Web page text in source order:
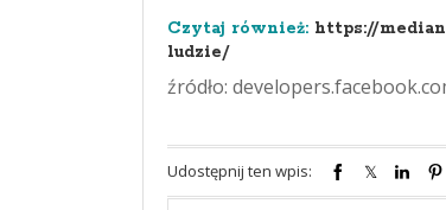
Czytaj również: https://
ludzie/
źródło:
Udostępnij ten wpis: